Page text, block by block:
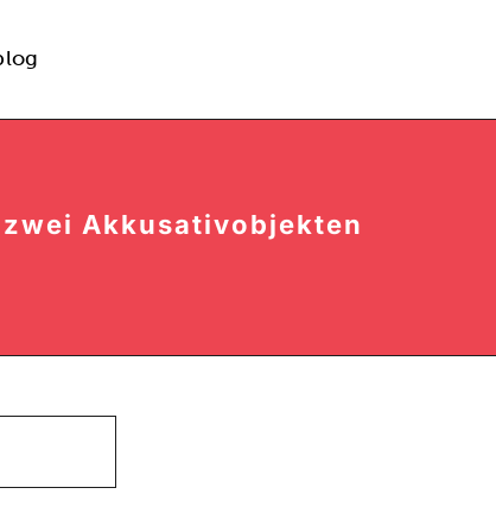
zwei Akkusativobjekten